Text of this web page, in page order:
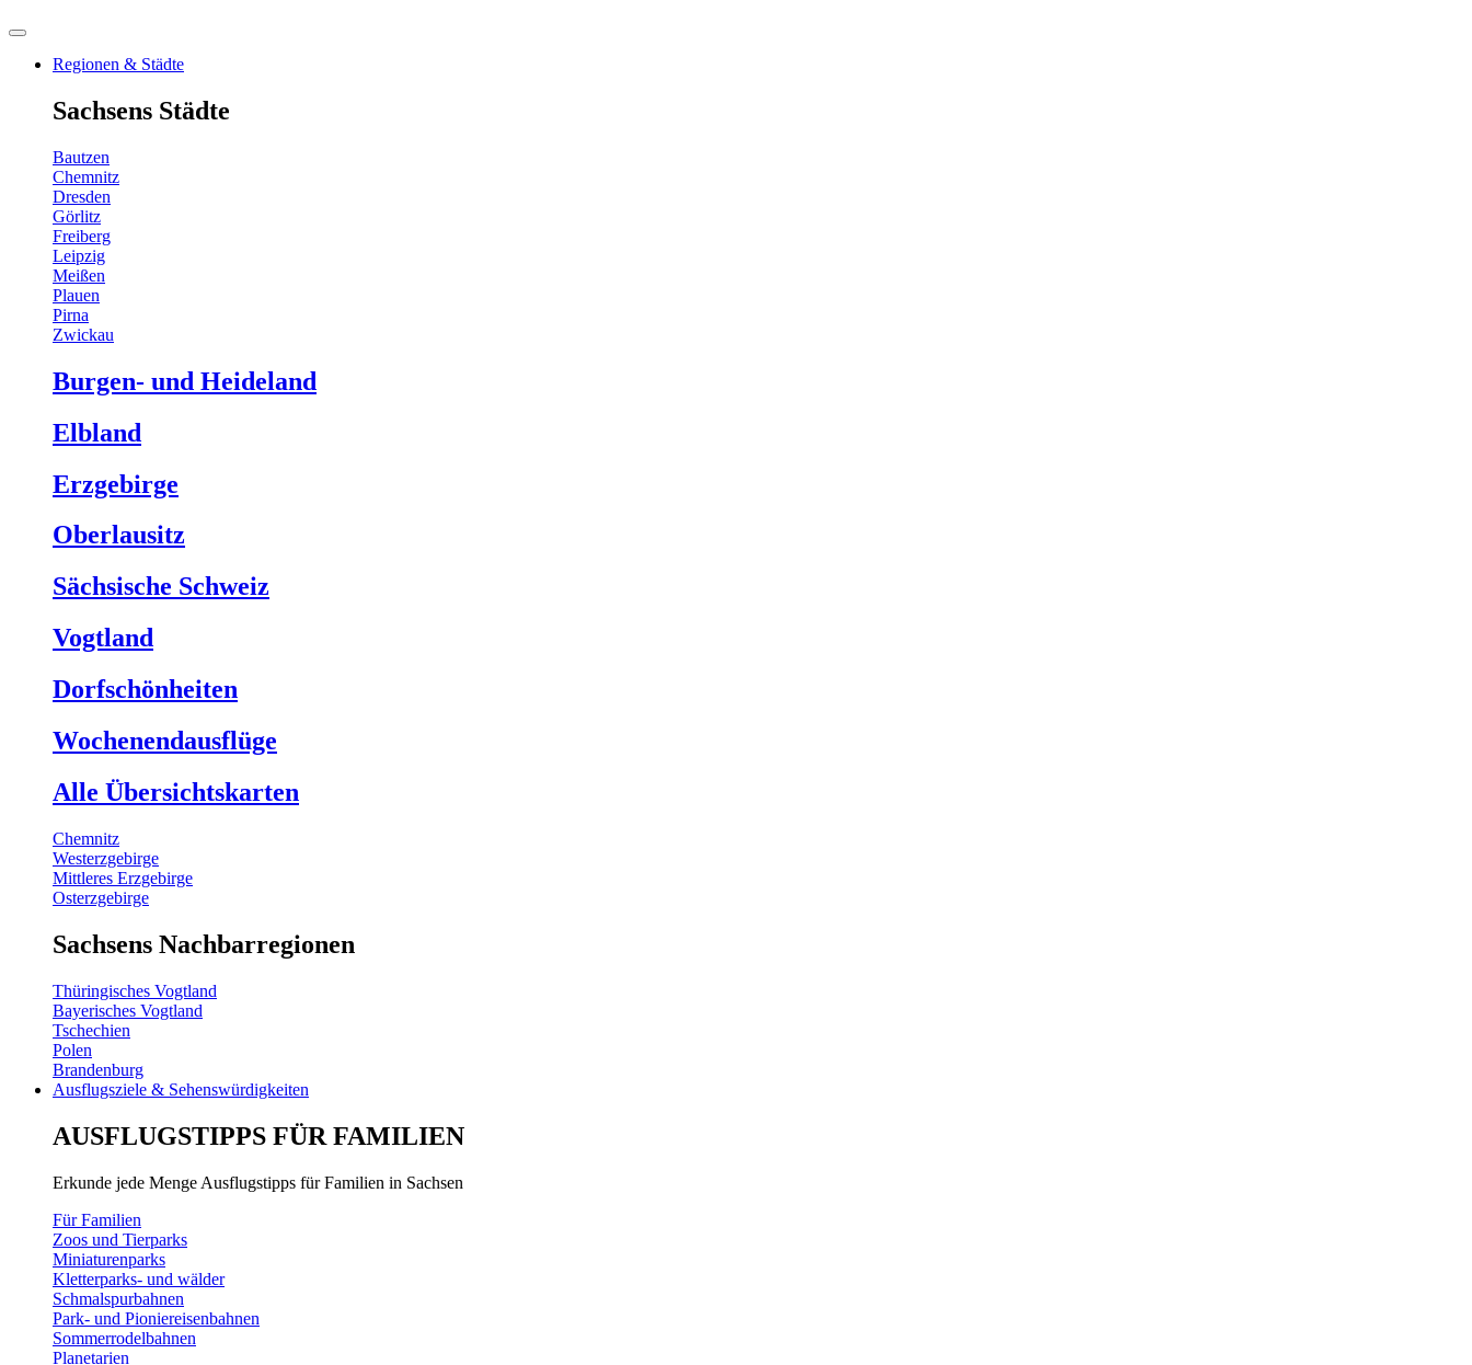
Regionen & Städte
Sachsens Städte
Bautzen
Chemnitz
Dresden
Görlitz
Freiberg
Leipzig
Meißen
Plauen
Pirna
Zwickau
Burgen- und Heideland
Elbland
Erzgebirge
Oberlausitz
Sächsische Schweiz
Vogtland
Dorfschönheiten
Wochenendausflüge
Alle Übersichtskarten
Chemnitz
Westerzgebirge
Mittleres Erzgebirge
Osterzgebirge
Sachsens Nachbarregionen
Thüringisches Vogtland
Bayerisches Vogtland
Tschechien
Polen
Brandenburg
Ausflugsziele & Sehenswürdigkeiten
AUSFLUGSTIPPS FÜR FAMILIEN
Erkunde jede Menge Ausflugstipps für Familien in Sachsen
Für Familien
Zoos und Tierparks
Miniaturenparks
Kletterparks- und wälder
Schmalspurbahnen
Park- und Pioniereisenbahnen
Sommerrodelbahnen
Planetarien